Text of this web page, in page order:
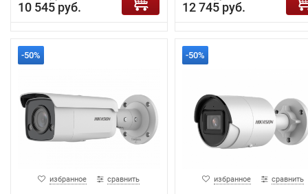
10 545 руб. 12 745 руб.
-50%
избранное сравнить
-50%
избранное сравнить